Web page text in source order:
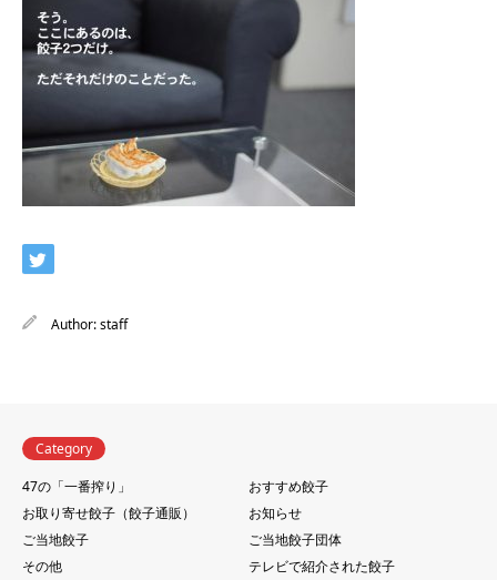
Author:staff
Category
47の「一番搾り」
おすすめ餃子
お取り寄せ餃子（餃子通販）
お知らせ
ご当地餃子
ご当地餃子団体
その他
テレビで紹介された餃子